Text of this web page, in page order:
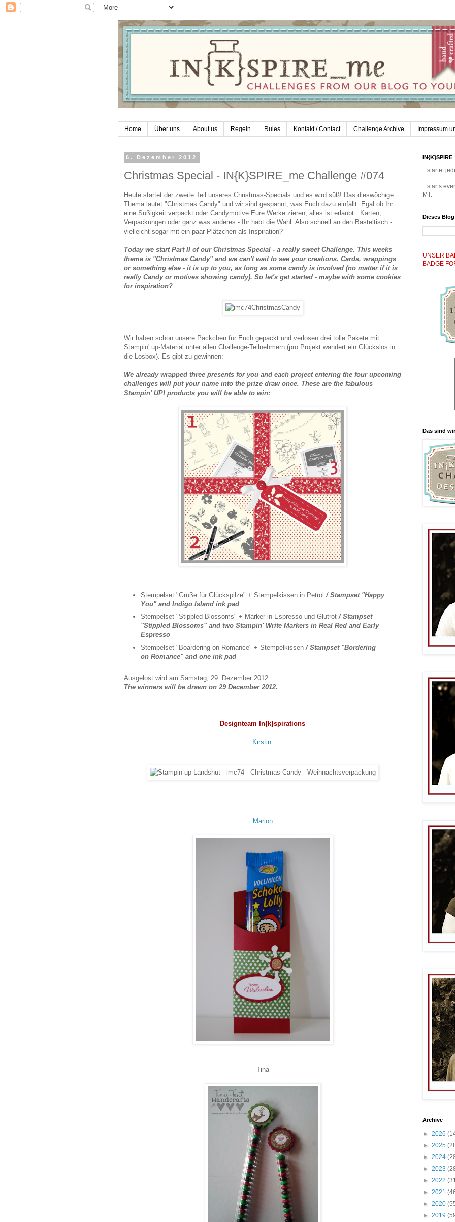
Home Über uns About us Regeln Rules Kontakt / Contact Challenge Archive Impressum
6. Dezember 2012
Christmas Special - IN{K}SPIRE_me Challenge #074
Heute startet der zweite Teil unseres Christmas-Specials und es wird süß! Das dieswöchige
Thema lautet "Christmas Candy" und wir sind gespannt, was Euch dazu einfällt. Egal ob Ihr
eine Süßigkeit verpackt oder Candymotive Eure Werke zieren, alles ist erlaubt.
Karten,
Verpackungen oder ganz was anderes - Ihr habt die Wahl. Also schnell an den Basteltisch -
vielleicht sogar mit ein paar Plätzchen als Inspiration?
Today we start Part II of our Christmas Special - a really sweet Challenge. This weeks
theme is "Christmas Candy" and we can't wait to see your creations. Cards, wrappings
or something else - it is up to you, as long as some candy is involved (no matter if it is
really Candy or motives showing candy). So let's get started - maybe with some cookies
for inspiration?
Wir haben schon unsere Päckchen für Euch gepackt und verlosen drei tolle Pakete mit
Stampin' up-Material unter allen Challenge-Teilnehmern (pro Projekt wandert ein Glückslos in
die Losbox). Es gibt zu gewinnen:
We already wrapped three presents for you and each project entering the four upcoming
challenges will put your name into the prize draw once. These are the fabulous
Stampin' UP! products you will be able to win:
Stempelset "Grüße für Glückspilze" + Stempelkissen in Petrol / Stampset "Happy
You" and Indigo Island ink pad
Stempelset "Stippled Blossoms" + Marker in Espresso und Glutrot / Stampset
"Stippled Blossoms" and two Stampin' Write Markers in Real Red and Early
Espresso
Stempelset "Boardering on Romance" + Stempelkissen / Stampset "Bordering
on Romance" and one ink pad
Ausgelost wird am Samstag, 29. Dezember 2012.
The winners will be drawn on 29 December 2012.
Designteam In{k}spirations
Kirstin
Marion
Tina
...startet
...starts
MT.
Dieses
UNSER
BADGE
Das sind
Archive
► 2026
► 2025
► 2024
► 2023
► 2022
► 2021
► 2020
► 2019